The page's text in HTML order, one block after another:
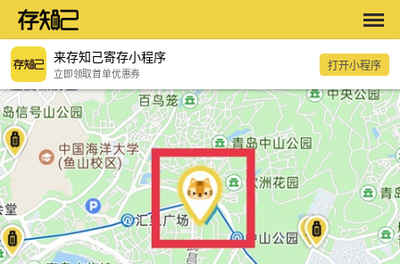
来存知己寄存小程序
立即领取首单优惠券
打开小程序